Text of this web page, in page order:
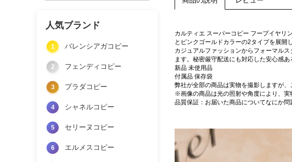
人気ブランド
1 バレンシアガコピー
2 フェンディコピー
3 プラダコピー
4 シャネルコピー
5 セリーヌコピー
6 エルメスコピー
カルティエ スーパーコピー フープイヤリ
とピンクゴールドカラーの2タイプを展開
カジュアルファッションからフォーマル
ます。秘密厳守配送にも対応した安心感
新品 未使用品
付属品 保存袋
弊社が全部の商品は実物を撮影しますが
※画像の商品は光の照射や角度により、
品質保証：お届いた商品についてなにか